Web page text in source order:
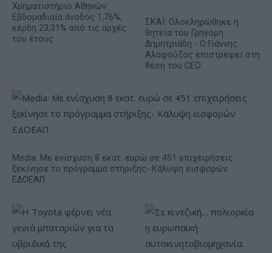
Χρηματιστήριο Αθηνών:
Εβδομαδιαία άνοδος 1,76%,
κέρδη 23,31% από τις αρχές
του έτους
ΣΚΑΪ: Ολοκληρώθηκε η
θητεία του Γρηγόρη
Δημητριάδη - Ο Γιάννης
Αλαφούζος επιστρέφει στη
θέση του CEO
Media: Με ενίσχυση 8 εκατ. ευρώ σε 451 επιχειρήσεις
ξεκίνησε το πρόγραμμα στήριξης- Κάλυψη εισφορών
ΕΔΟΕΑΠ